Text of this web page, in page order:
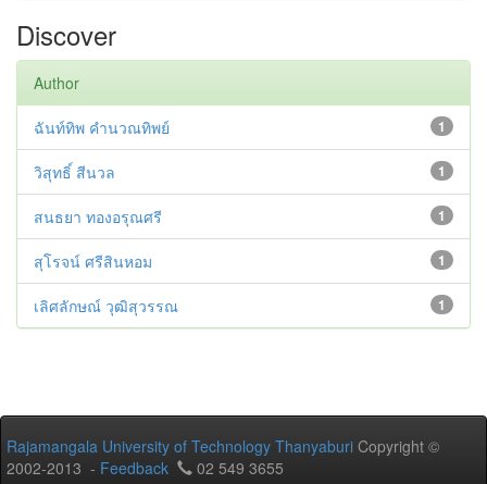
Discover
Author
1
ฉันท์ทิพ คำนวณทิพย์
1
วิสุทธิ์ สีนวล
1
สนธยา ทองอรุณศรี
1
สุโรจน์ ศรีสินหอม
1
เลิศลักษณ์ วุฒิสุวรรณ
Rajamangala University of Technology Thanyaburi Copyright ©
2002-2013 - Feedback 02 549 3655